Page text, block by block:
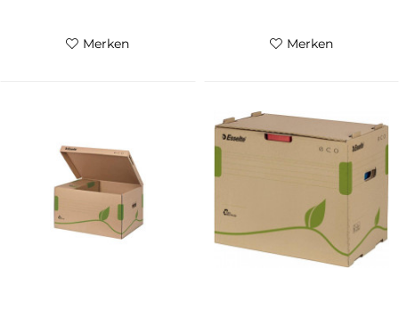
Merken Merken